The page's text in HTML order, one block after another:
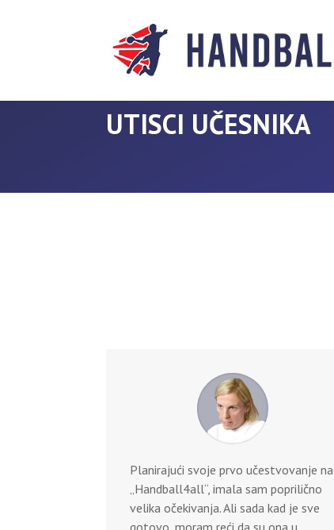
UTISCI UČESNIKA
Planirajući svoje prvo učestvovanje na
„Handball4all“, imala sam poprilično
velika očekivanja. Ali sada kad je sve